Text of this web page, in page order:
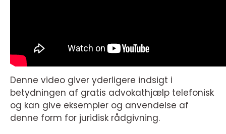
Denne video giver yderligere indsigt i
betydningen af gratis advokathjælp telefonisk
og kan give eksempler og anvendelse af
denne form for juridisk rådgivning.